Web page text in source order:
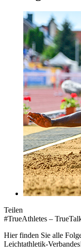
Teilen
#TrueAthletes –
Hier finden Sie alle
Leichtathletik-